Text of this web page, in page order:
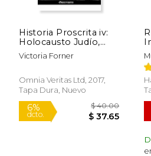
Historia Proscrita iv:
Holocausto Judío,
Nuevo Dogma de fe
Para la Humanidad
Victoria Forner
Omnia Veritas Ltd, 2017,
Tapa Dura, Nuevo